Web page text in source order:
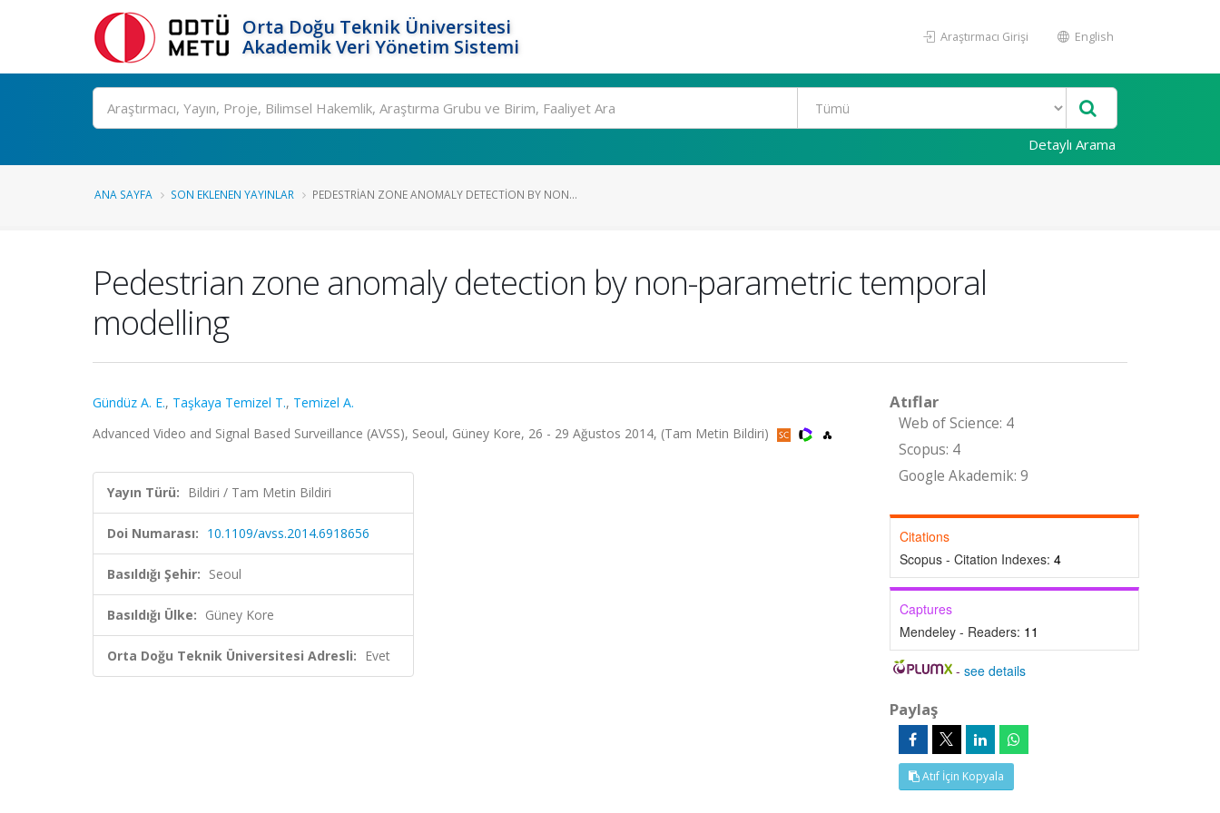
Orta Doğu Teknik Üniversitesi
Akademik Veri Yönetim Sistemi
Araştırmacı Girişi English
Ara
Detaylı Arama
ANA SAYFA SON EKLENEN YAYINLAR PEDESTRIAN ZONE ANOMALY DETECTION BY NON...
Pedestrian zone anomaly detection by non-parametric temporal
modelling
Gündüz A. E., Taşkaya Temizel T., Temizel A.
Advanced Video and Signal Based Surveillance (AVSS), Seoul, Güney Kore, 26 - 29 Ağustos 2014, (Tam Metin Bildiri)
Yayın Türü: Bildiri / Tam Metin Bildiri
Doi Numarası: 10.1109/avss.2014.6918656
Basıldığı Şehir: Seoul
Basıldığı Ülke: Güney Kore
Orta Doğu Teknik Üniversitesi Adresli: Evet
Atıflar
Web of Science: 4
Scopus: 4
Google Akademik: 9
Citations
Scopus - Citation Indexes: 4
Captures
Mendeley - Readers: 11
-see details
Paylaş
Atıf İçin Kopyala